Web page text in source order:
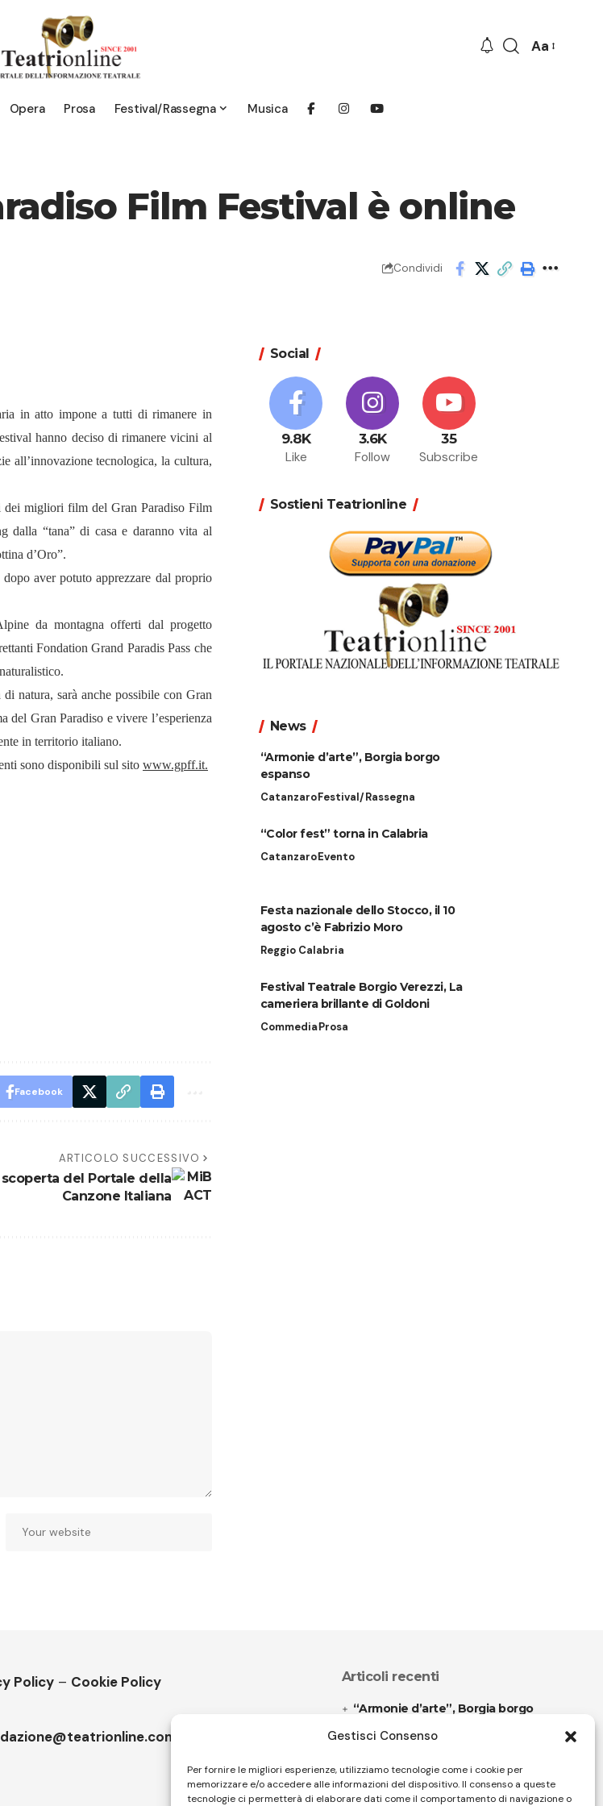
Gestisci Consenso
Per fornire le migliori esperienze, utilizziamo tecnologie come i cookie per
memorizzare e/o accedere alle informazioni del dispositivo. Il consenso a queste
tecnologie ci permetterà di elaborare dati come il comportamento di navigazione o
Font
Aa
Opera Prosa Festival/Rassegna Musica
Film Festival è online
Condividi
in atto impone a tutti di rimanere in
hanno deciso di rimanere vicini al
all’innovazione tecnologica, la cultura,
migliori film del Gran Paradiso Film
dalla “tana” di casa e daranno vita al
d’Oro”.
aver potuto apprezzare dal proprio
da montagna offerti dal progetto
Fondation Grand Paradis Pass che
natura, sarà anche possibile con Gran
Gran Paradiso e vivere l’esperienza
in territorio italiano.
sono disponibili sul sito www.gpff.it.
Facebook
ARTICOLO SUCCESSIVO
scoperta del Portale della
Canzone Italiana
Social
9.8K
Like
3.6K
Follow
35
Subscribe
Sostieni Teatrionline
News
“Armonie d’arte”, Borgia borgo
espanso
CatanzaroFestival/Rassegna
“Color fest” torna in Calabria
CatanzaroEvento
Festa nazionale dello Stocco, il 10
agosto c’è Fabrizio Moro
Reggio Calabria
Festival Teatrale Borgio Verezzi, La
cameriera brillante di Goldoni
CommediaProsa
Policy – Cookie Policy Articoli recenti
“Armonie d’arte”, Borgia borgo